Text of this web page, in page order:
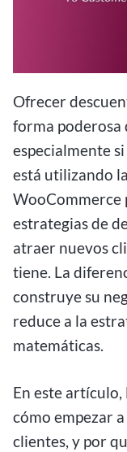
Ofrecer
forma poderosa
especialmente
está utilizando
WooCommerce
estrategias de
atraer nuevos
tiene. La
construye su
reduce a la
matemáticas.
En este
cómo empezar
clientes, y por